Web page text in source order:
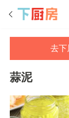
去下
蒜泥